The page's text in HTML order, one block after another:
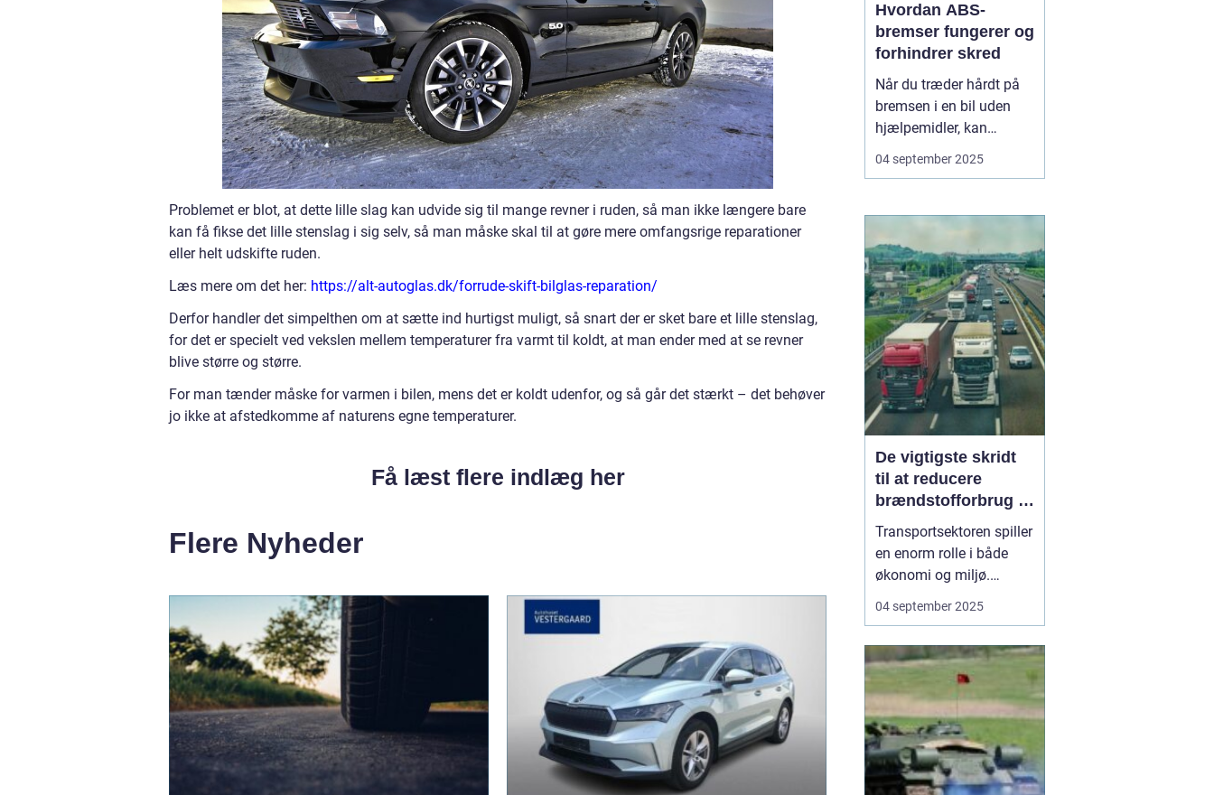
Problemet er blot, at dette lille slag kan udvide sig til mange revner i ruden, så man ikke længere bare
kan få fikse det lille stenslag i sig selv, så man måske skal til at gøre mere omfangsrige reparationer
eller helt udskifte ruden.
Læs mere om det her: https://alt-autoglas.dk/forrude-skift-bilglas-reparation/
Derfor handler det simpelthen om at sætte ind hurtigst muligt, så snart der er sket bare et lille stenslag,
for det er specielt ved vekslen mellem temperaturer fra varmt til koldt, at man ender med at se revner
blive større og større.
For man tænder måske for varmen i bilen, mens det er koldt udenfor, og så går det stærkt – det behøver
jo ikke at afstedkomme af naturens egne temperaturer.
Få læst flere indlæg her
Flere Nyheder
Hvordan ABS-
bremser fungerer og
forhindrer skred
Når du træder hårdt på
bremsen i en bil uden
hjælpemidler, kan
hjulene låse sig fast, og
bilen mister vejgrebet.
bilen skrider eller bliver
undgå dette...
04 september 2025
De vigtigste skridt
til at reducere
brændstofforbrug i
fragt
Transportsektoren spiller
en enorm rolle i både
økonomi og miljø.
Fragtbiler er uundværlige
for at holde samfundet
også store mængder
brændstof og udleder
betydelige mæng...
04 september 2025